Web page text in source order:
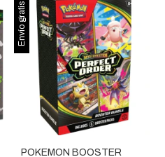
Envío gratis
POKEMON BOOSTER